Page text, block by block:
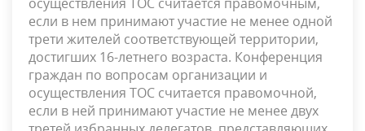
если в нем принимают участие не менее одной
трети жителей соответствующей территории,
достигших 16-летнего возраста. Конференция
граждан по вопросам организации и
осуществления ТОС считается правомочной,
если в ней принимают участие не менее двух